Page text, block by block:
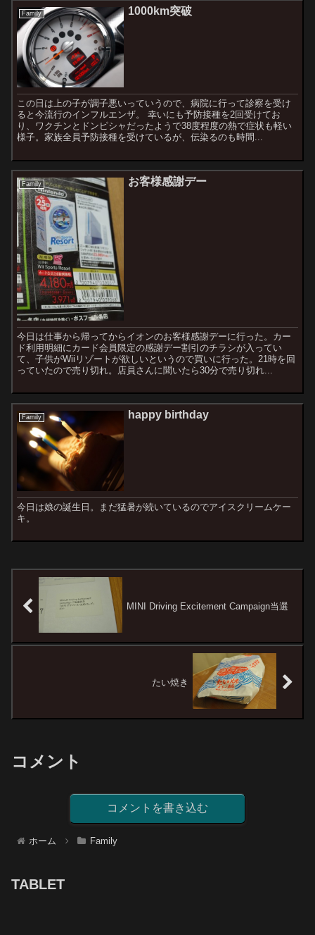
Family 1000km突破
この日は上の子が調子悪いっていうので、病院に行って診察を受け
ると今流行のインフルエンザ。 幸いにも予防接種を2回受けてお
り、ワクチンとドンピシャだったようで38度程度の熱で症状も軽い
様子。家族全員予防接種を受けているが、伝染るのも時間...
Family お客様感謝デー
今日は仕事から帰ってからイオンのお客様感謝デーに行った。カー
ド利用明細にカード会員限定の感謝デー割引のチラシが入ってい
て、子供がWiiリゾートが欲しいというので買いに行った。21時を回
っていたので売り切れ。店員さんに聞いたら30分で売り切れ...
Family happy birthday
今日は娘の誕生日。まだ猛暑が続いているのでアイスクリームケー
キ。
MINI Driving Excitement Campaign当選
たい焼き
コメント
コメントを書き込む
ホーム Family
TABLET